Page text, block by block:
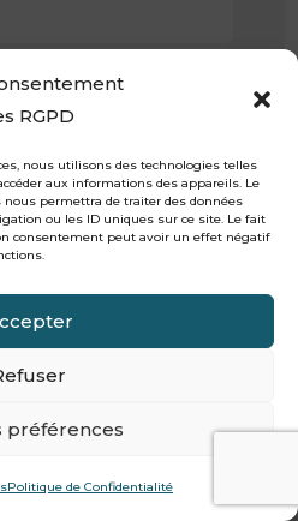
RGPD
nous utilisons des technologies telles
aux informations des appareils. Le
permettra de traiter des données
ou les ID uniques sur ce site. Le fait
consentement peut avoir un effet négatif
préférences
Politique de Confidentialité